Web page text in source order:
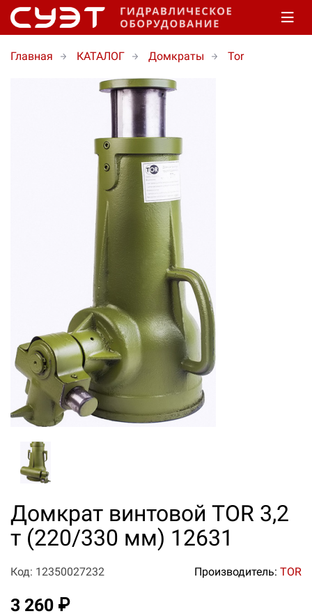
Главная КАТАЛОГ Домкраты Tor
Домкрат винтовой TOR 3,2
т (220/330 мм) 12631
Код: 12350027232 Производитель: TOR
3 260 ₽